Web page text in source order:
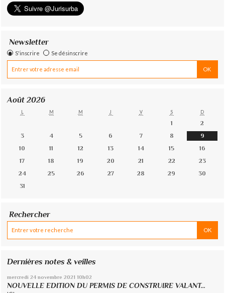
Newsletter
S'inscrire Se désinscrire
Août 2026
L M M J V S D
1
2
3
4 5 6 7 8
9
10
11 12 13 14 15
16
17
18 19 20 21 22
23
24
25 26 27 28 29
30
31
Rechercher
Dernières notes & veilles
mercredi 24 novembre 2021 10h02
NOUVELLE EDITION DU PERMIS DE CONSTRUIRE VALANT...